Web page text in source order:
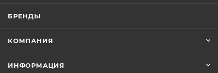
БРЕНДЫ
КОМПАНИЯ
ИНФОРМАЦИЯ